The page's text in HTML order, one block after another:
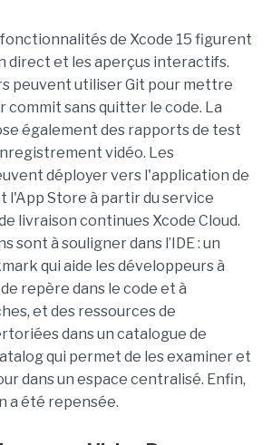
de Xcode 15 figurent
direct et les aperçus interactifs.
peuvent utiliser Git pour mettre
commit sans quitter le code. La
également des rapports de test
vidéo. Les
déployer vers l'application de
l'App Store à partir du service
livraison continues Xcode Cloud.
sont à souligner dans l’IDE : un
qui aide les développeurs à
repère dans le code et à
et des ressources de
dans un catalogue de
qui permet de les examiner et
dans un espace centralisé. Enfin,
a été repensée.